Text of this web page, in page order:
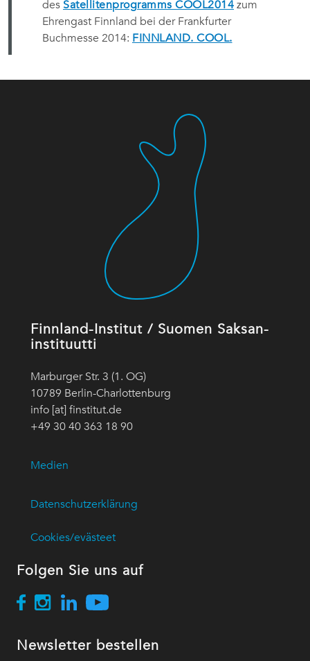
des Satellitenprogramms COOL2014 zum
Ehrengast Finnland bei der Frankfurter
Buchmesse 2014: FINNLAND. COOL.
Finnland-Institut / Suomen Saksan-
instituutti
Marburger Str. 3 (1. OG)
10789 Berlin-Charlottenburg
info [at] finstitut.de
+49 30 40 363 18 90
Medien
Datenschutzerklärung
Cookies/evästeet
Folgen Sie uns auf
Newsletter bestellen